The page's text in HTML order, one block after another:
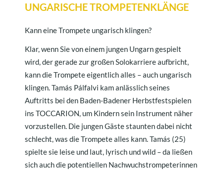
UNGARISCHE TROMPETENKLÄNGE
Kann eine Trompete ungarisch klingen?
Klar, wenn Sie von einem jungen Ungarn gespielt
wird, der gerade zur großen Solokarriere aufbricht,
kann die Trompete eigentlich alles – auch ungarisch
klingen. Tamás Pálfalvi kam anlässlich seines
Auftritts bei den Baden-Badener Herbstfestspielen
ins TOCCARION, um Kindern sein Instrument näher
vorzustellen. Die jungen Gäste staunten dabei nicht
schlecht, was die Trompete alles kann. Tamás (25)
spielte sie leise und laut, lyrisch und wild – da ließen
sich auch die potentiellen Nachwuchstrompeterinnen